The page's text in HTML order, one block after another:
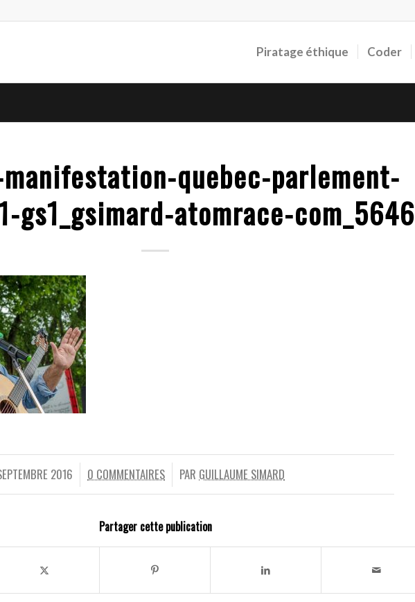
Piratage éthique Coder
quebec-parlement-
gs1_gsimard-atomrace-com_5646
2016
/ 0 COMMENTAIRES
/ PAR GUILLAUME SIMARD
Partager cette publication